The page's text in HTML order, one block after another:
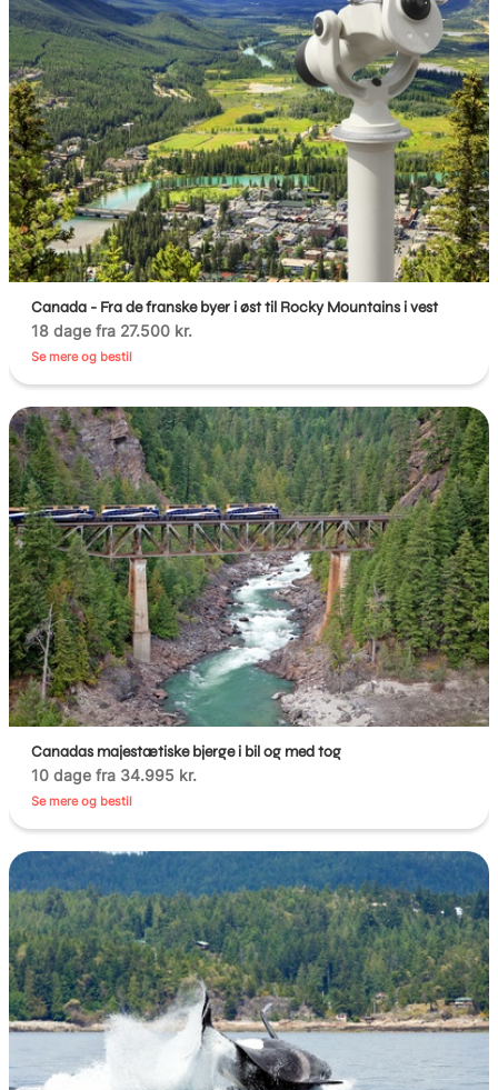
Canada - Fra de franske byer i øst til Rocky Mountains i vest
18 dage fra 27.500 kr.
Se mere og bestil
Canadas majestætiske bjerge i bil og med tog
10 dage fra 34.995 kr.
Se mere og bestil